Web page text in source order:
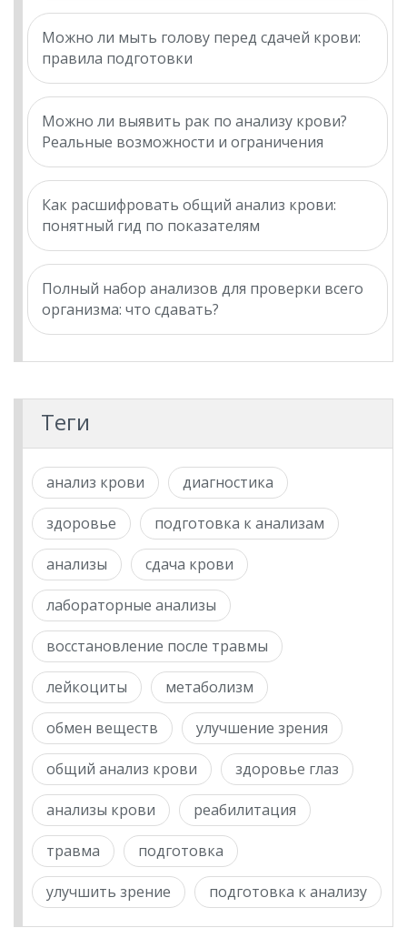
Можно ли мыть голову перед сдачей крови:
правила подготовки
Можно ли выявить рак по анализу крови?
Реальные возможности и ограничения
Как расшифровать общий анализ крови:
понятный гид по показателям
Полный набор анализов для проверки всего
организма: что сдавать?
Теги
анализ крови диагностика
здоровье подготовка к анализам
анализы сдача крови
лабораторные анализы
восстановление после травмы
лейкоциты метаболизм
обмен веществ улучшение зрения
общий анализ крови здоровье глаз
анализы крови реабилитация
травма подготовка
улучшить зрение подготовка к анализу